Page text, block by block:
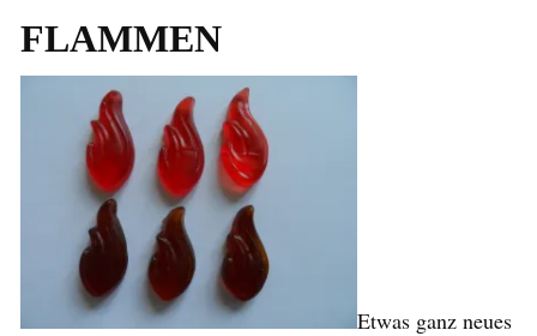
FLAMMEN
Etwas ganz neues